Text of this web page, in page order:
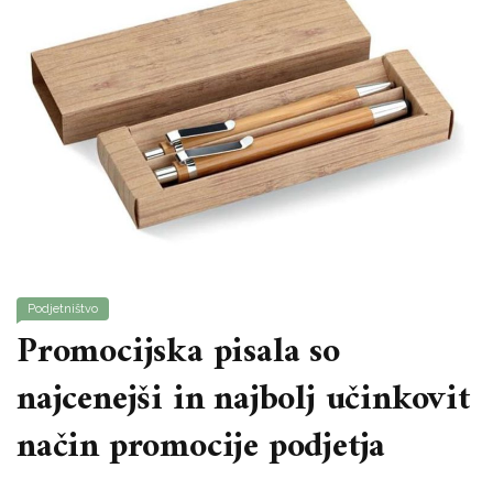
Podjetništvo
Promocijska pisala so
najcenejši in najbolj učinkovit
način promocije podjetja